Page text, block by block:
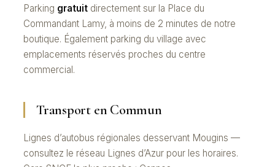
Parking gratuit directement sur la Place du
Commandant Lamy, à moins de 2 minutes de notre
boutique. Également parking du village avec
emplacements réservés proches du centre
commercial.
Transport en Commun
Lignes d’autobus régionales desservant Mougins —
consultez le réseau Lignes d’Azur pour les horaires.